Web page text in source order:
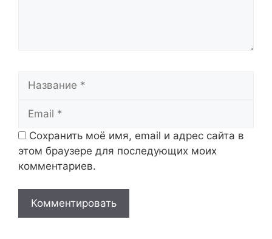
Сохранить моё имя, email и адрес сайта в
этом браузере для последующих моих
комментариев.